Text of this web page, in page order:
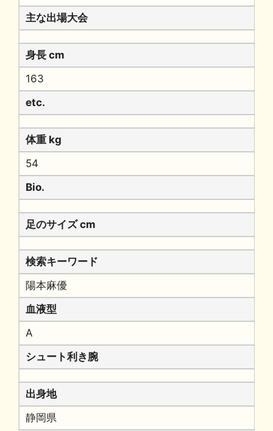
主な出場大会
身長 cm
163
etc.
体重 kg
54
Bio.
足のサイズ cm
検索キーワード
陽本麻優
血液型
A
シュート利き腕
出身地
静岡県